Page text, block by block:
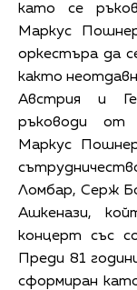
като се
Маркус
оркестъра да
както
Австрия и
ръководи от
Маркус
Ломбар, Серж
Ашкенази,
концерт със
Преди 81
сформиран